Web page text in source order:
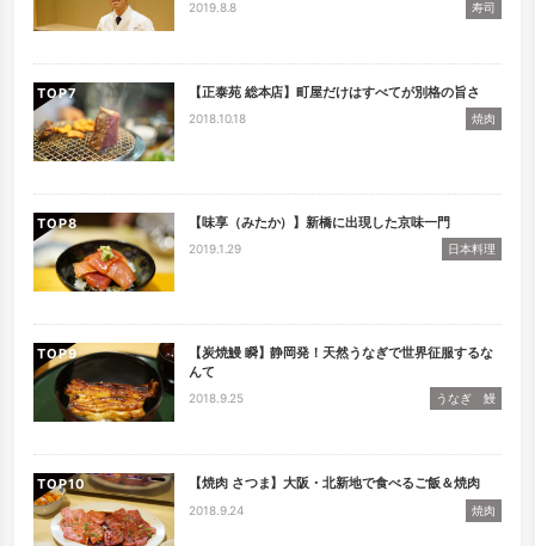
2019.8.8 寿司
TOP 【正泰苑 総本店】町屋だけはすべてが別格の旨さ
2018.10.18 焼肉
TOP 【味享（みたか）】新橋に出現した京味一門
2019.1.29 日本料理
TOP
【炭焼鰻 瞬】静岡発！天然うなぎで世界征服するな
んて
2018.9.25 うなぎ 鰻
TOP 【焼肉 さつま】大阪・北新地で食べるご飯＆焼肉
2018.9.24 焼肉